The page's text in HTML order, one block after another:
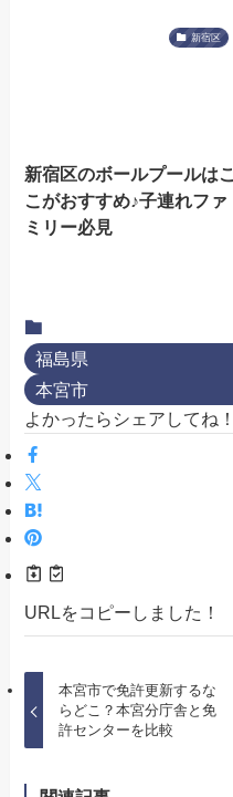
新宿区
新宿区のボールプールはこ
こがおすすめ♪子連れファ
ミリー必見
福島県
本宮市
よかったらシェアしてね！
URLをコピーしました！
本宮市で免許更新するな
らどこ？本宮分庁舎と免
許センターを比較